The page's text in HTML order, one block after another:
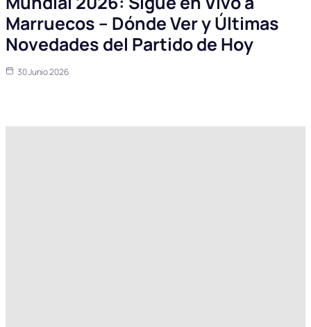
Marruecos – Dónde Ver y Últimas
Novedades del Partido de Hoy
30 Junio 2026